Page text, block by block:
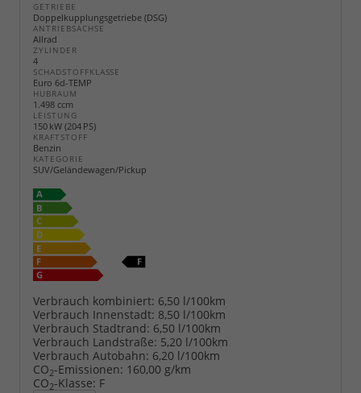
GETRIEBE
Doppelkupplungsgetriebe (DSG)
ANTRIEBSACHSE
Allrad
ZYLINDER
4
SCHADSTOFFKLASSE
Euro 6d-TEMP
HUBRAUM
1.498 ccm
LEISTUNG
150 kW (204 PS)
KRAFTSTOFF
Benzin
KATEGORIE
SUV/Geländewagen/Pickup
Verbrauch kombiniert: 6,50 l/100km
Verbrauch Innenstadt: 8,50 l/100km
Verbrauch Stadtrand: 6,50 l/100km
Verbrauch Landstraße: 5,20 l/100km
Verbrauch Autobahn: 6,20 l/100km
CO2-Emissionen: 160,00 g/km
CO2-Klasse: F